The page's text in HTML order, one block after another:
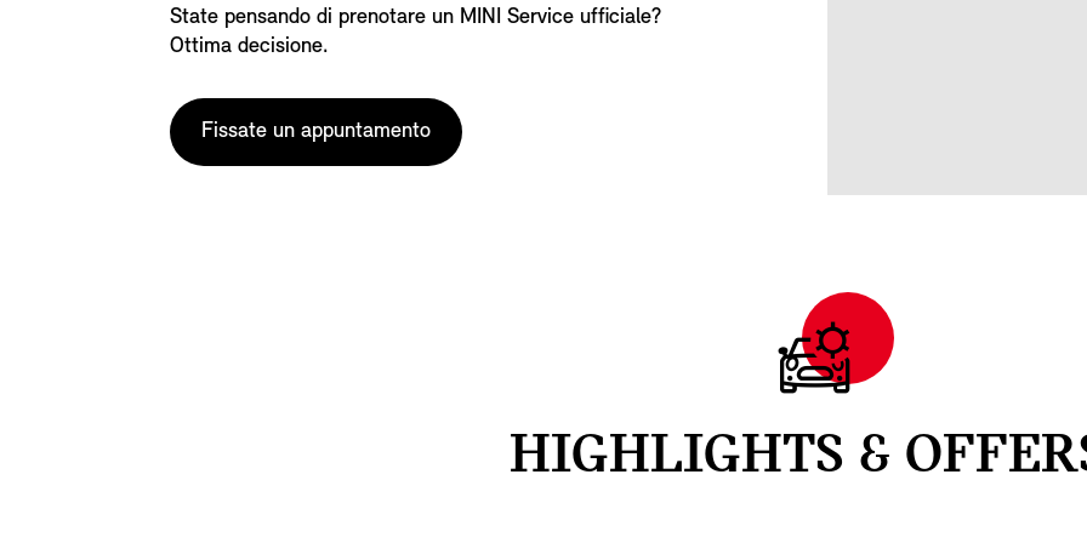
State pensando di prenotare un MINI Service ufficiale?
Ottima decisione.
Fissate un appuntamento
HIGHLIGHTS &